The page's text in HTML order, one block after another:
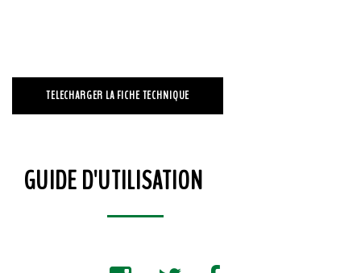
TELECHARGER LA FICHE TECHNIQUE
GUIDE D'UTILISATION